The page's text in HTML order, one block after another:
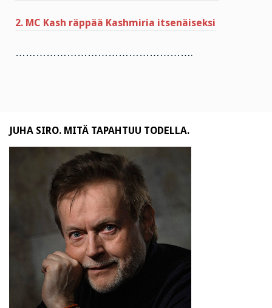
2. MC Kash räppää Kashmiria itsenäiseksi
…………………………………………….
JUHA SIRO. MITÄ TAPAHTUU TODELLA.